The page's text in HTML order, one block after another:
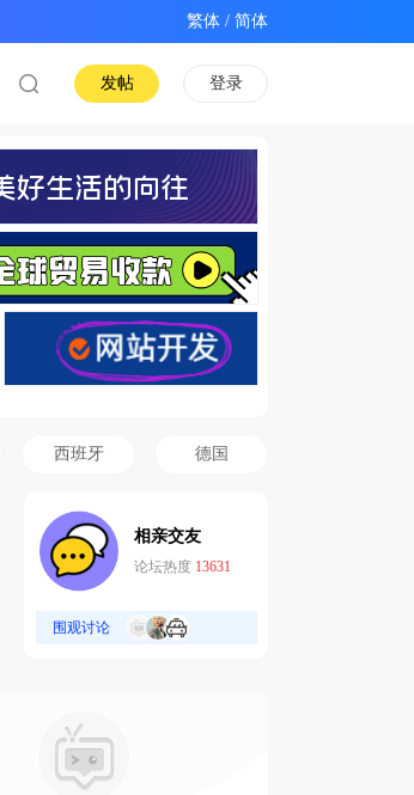
/
登录
发帖
西班牙 德国
相亲交友
论坛热度 13631
围观讨论